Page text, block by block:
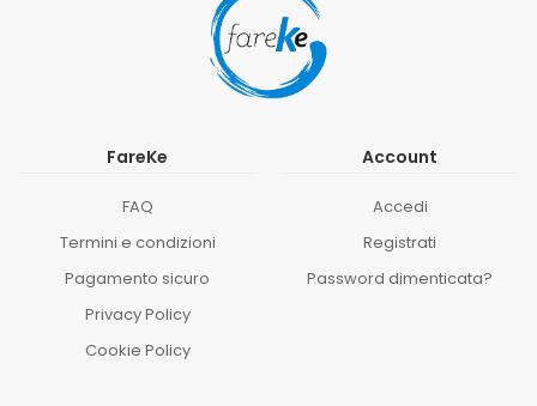
FareKe
FAQ
Termini e condizioni
Pagamento sicuro
Privacy Policy
Cookie Policy
Account
Accedi
Registrati
Password dimenticata?